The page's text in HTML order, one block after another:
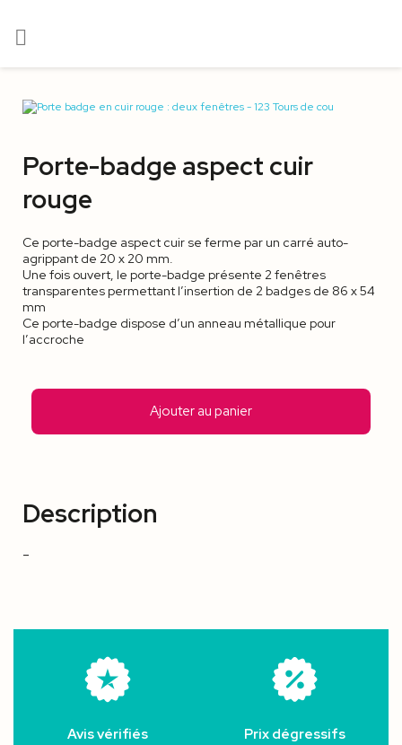

Porte-badge aspect cuir
rouge
Ce porte-badge aspect cuir se ferme par un carré auto-
agrippant de 20 x 20 mm.
Une fois ouvert, le porte-badge présente 2 fenêtres
transparentes permettant l’insertion de 2 badges de 86 x 54
mm
Ce porte-badge dispose d’un anneau métallique pour
l’accroche
Ajouter au panier
Description
-
Avis vérifiés Prix dégressifs